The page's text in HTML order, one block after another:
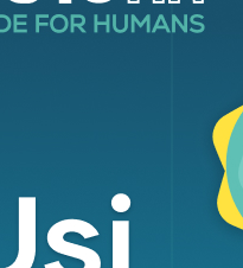
dell’ateneo
e laboratori per
nella realtà
alla propria
il livello
da contesti
priorità. Si tratta
non ipotizzano una